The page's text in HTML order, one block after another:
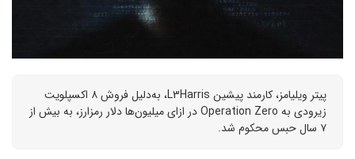
پیتر ویلیامز، کارمند پیشین L3Harris، به‌دلیل فروش ۸ اکسپلویت
زیرو‌دی به Operation Zero در ازای میلیون‌ها دلار رمزارز، به بیش از
۷ سال حبس محکوم شد.